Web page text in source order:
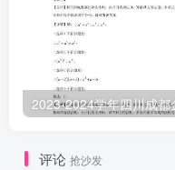
评论 抢沙发